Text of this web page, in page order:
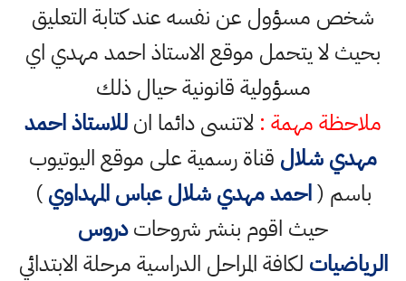
شخص مسؤول عن نفسه عند كتابة التعليق
بحيث لا يتحمل موقع الاستاذ احمد مهدي اي
مسؤولية قانونية حيال ذلك
ملاحظة مهمة : لاتنسى دائما انللاستاذ احمد
مهدي شلال قناة رسمية على موقع اليوتيوب
باسم (احمد مهدي شلال عباس المهداوي)
حيث اقوم بنشر شروحاتدروس
الرياضيات لكافة المراحل الدراسية مرحلة الابتدائي